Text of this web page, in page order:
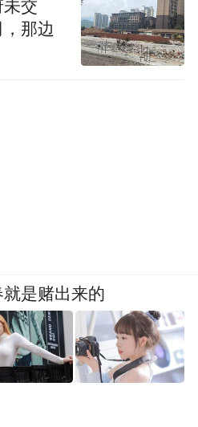
交
那边
是赌出来的